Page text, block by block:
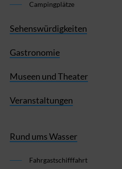
Campingplätze
Sehenswürdigkeiten
Gastronomie
Museen und Theater
Veranstaltungen
Rund ums Wasser
Fahrgastschifffahrt